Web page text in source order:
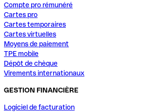
Compte pro rémunéré
Cartes pro
Cartes temporaires
Cartes virtuelles
Moyens de paiement
TPE mobile
Dépôt de chèque
Virements internationaux
GESTION FINANCIÈRE
Logiciel de facturation